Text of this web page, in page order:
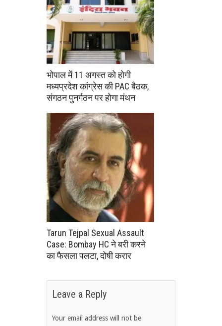
भोपाल में 11 अगस्त को होगी
मध्यप्रदेश कांग्रेस की PAC बैठक,
संगठन पुनर्गठन पर होगा मंथन
Tarun Tejpal Sexual Assault
Case: Bombay HC ने बरी करने
का फैसला पलटा, दोषी करार
Leave a Reply
Your email address will not be